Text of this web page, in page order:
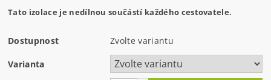
Tato izolace je nedílnou součástí každého cestovatele.
Dostupnost Zvolte variantu
Varianta